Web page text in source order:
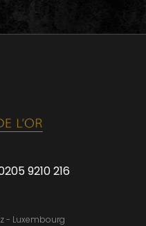
9210 216
- Luxembourg